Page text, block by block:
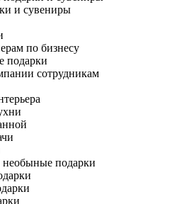
и сувениры
по бизнесу
подарки
сотрудникам
подарки